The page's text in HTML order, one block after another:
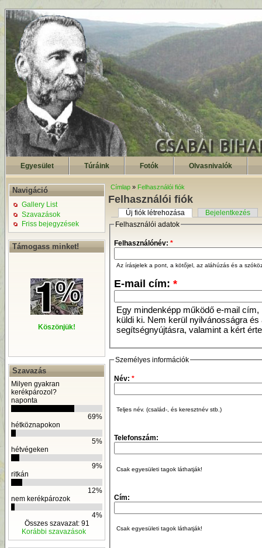
Egyesület Túráink Fotók Olvasnivalók
Navigáció
Gallery List
Szavazások
Friss bejegyzések
Támogass minket!
Köszönjük!
Szavazás
Milyen gyakran
kerékpározol?
naponta
69%
hétköznapokon
5%
hétvégeken
9%
ritkán
12%
nem kerékpározok
4%
Összes szavazat: 91
Korábbi szavazások
Címlap » Felhasználói fiók
Felhasználói fiók
Új fiók létrehozása
Bejelentkezés
Felhasználói adatok
Felhasználónév: *
Az írásjelek a pont, a kötőjel, az aláhúzás és a
E-mail cím: *
Egy mindenképp működő e-mail
küldi ki. Nem kerül nyilvánosságra
segítségnyújtásra, valamint a kért
Személyes információk
Név: *
Teljes név. (család-, és keresztnév stb.)
Telefonszám:
Csak egyesületi tagok láthatják!
Cím:
Csak egyesületi tagok láthatják!